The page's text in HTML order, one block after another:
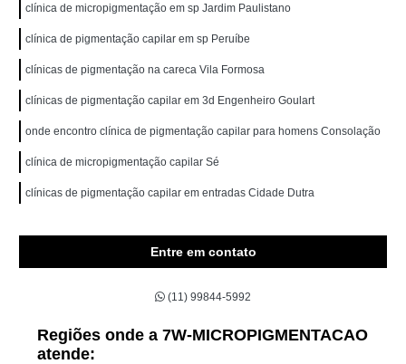
clínica de micropigmentação em sp Jardim Paulistano
clínica de pigmentação capilar em sp Peruíbe
clínicas de pigmentação na careca Vila Formosa
clínicas de pigmentação capilar em 3d Engenheiro Goulart
onde encontro clínica de pigmentação capilar para homens Consolação
clínica de micropigmentação capilar Sé
clínicas de pigmentação capilar em entradas Cidade Dutra
Entre em contato
(11) 99844-5992
Regiões onde a 7W-MICROPIGMENTACAO
atende: